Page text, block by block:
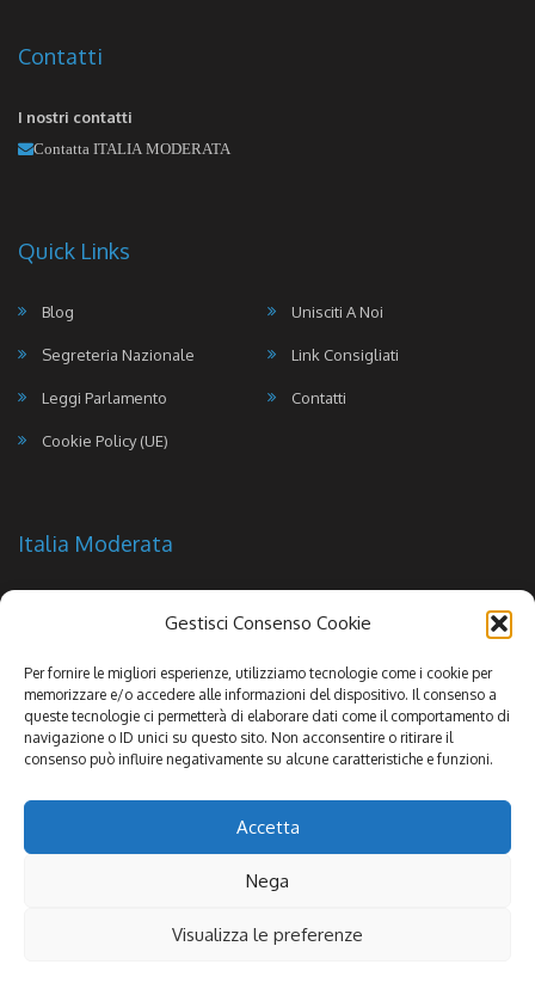
Gestisci Consenso Cookie
Per fornire le migliori esperienze, utilizziamo tecnologie come i cookie per
memorizzare e/o accedere alle informazioni del dispositivo. Il consenso a
queste tecnologie ci permetterà di elaborare dati come il comportamento di
navigazione o ID unici su questo sito. Non acconsentire o ritirare il
consenso può influire negativamente su alcune caratteristiche e funzioni.
Accetta
Nega
Visualizza le preferenze
Contatti
I nostri contatti
Contatta ITALIA MODERATA
Quick Links
Blog Unisciti A Noi
Segreteria Nazionale Link Consigliati
Leggi Parlamento Contatti
Cookie Policy (UE)
Italia Moderata
Pointel Communication SpA